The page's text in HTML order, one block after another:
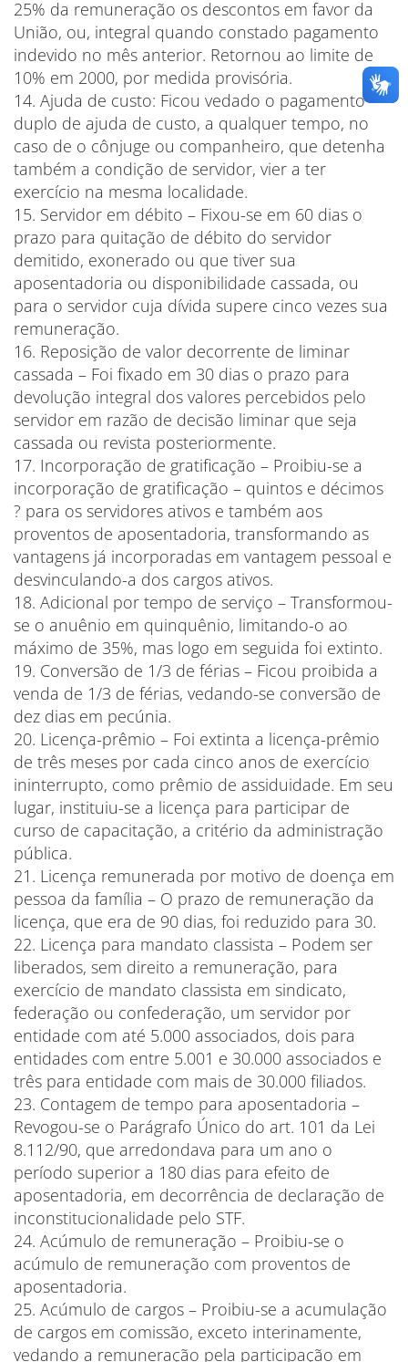
25% da remuneração os descontos em favor da
União, ou, integral quando constado pagamento
indevido no mês anterior. Retornou ao limite de
10% em 2000, por medida provisória.
14. Ajuda de custo: Ficou vedado o pagamento
duplo de ajuda de custo, a qualquer tempo, no
caso de o cônjuge ou companheiro, que detenha
também a condição de servidor, vier a ter
exercício na mesma localidade.
15. Servidor em débito – Fixou-se em 60 dias o
prazo para quitação de débito do servidor
demitido, exonerado ou que tiver sua
aposentadoria ou disponibilidade cassada, ou
para o servidor cuja dívida supere cinco vezes sua
remuneração.
16. Reposição de valor decorrente de liminar
cassada – Foi fixado em 30 dias o prazo para
devolução integral dos valores percebidos pelo
servidor em razão de decisão liminar que seja
cassada ou revista posteriormente.
17. Incorporação de gratificação – Proibiu-se a
incorporação de gratificação – quintos e décimos
? para os servidores ativos e também aos
proventos de aposentadoria, transformando as
vantagens já incorporadas em vantagem pessoal e
desvinculando-a dos cargos ativos.
18. Adicional por tempo de serviço – Transformou-
se o anuênio em quinquênio, limitando-o ao
máximo de 35%, mas logo em seguida foi extinto.
19. Conversão de 1/3 de férias – Ficou proibida a
venda de 1/3 de férias, vedando-se conversão de
dez dias em pecúnia.
20. Licença-prêmio – Foi extinta a licença-prêmio
de três meses por cada cinco anos de exercício
ininterrupto, como prêmio de assiduidade. Em seu
lugar, instituiu-se a licença para participar de
curso de capacitação, a critério da administração
pública.
21. Licença remunerada por motivo de doença em
pessoa da família – O prazo de remuneração da
licença, que era de 90 dias, foi reduzido para 30.
22. Licença para mandato classista – Podem ser
liberados, sem direito a remuneração, para
exercício de mandato classista em sindicato,
federação ou confederação, um servidor por
entidade com até 5.000 associados, dois para
entidades com entre 5.001 e 30.000 associados e
três para entidade com mais de 30.000 filiados.
23. Contagem de tempo para aposentadoria –
Revogou-se o Parágrafo Único do art. 101 da Lei
8.112/90, que arredondava para um ano o
período superior a 180 dias para efeito de
aposentadoria, em decorrência de declaração de
inconstitucionalidade pelo STF.
24. Acúmulo de remuneração – Proibiu-se o
acúmulo de remuneração com proventos de
aposentadoria.
25. Acúmulo de cargos – Proibiu-se a acumulação
de cargos em comissão, exceto interinamente,
vedando a remuneração pela participação em